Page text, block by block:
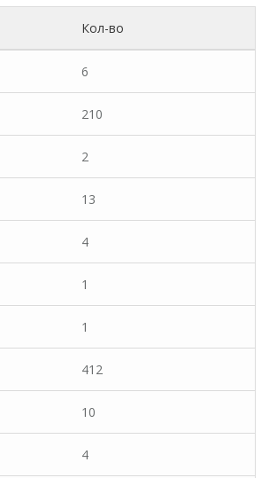
Кол-во
6
210
2
13
4
1
1
412
10
4